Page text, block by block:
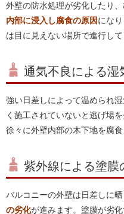
外壁の防水処理が劣化したり
内部に浸入し腐食の原因にな
は目に見えない場所で進行して
通気不良による湿
強い日差しによって温められ
く施工されていないと逃げ場
徐々に外壁内部の木下地を腐食
紫外線による塗膜
バルコニーの外壁は日差しに晒
の劣化が進みます。塗膜が劣